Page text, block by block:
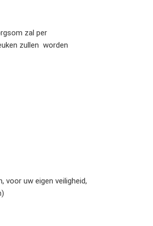
zal per
zullen worden
voor uw eigen veiligheid,